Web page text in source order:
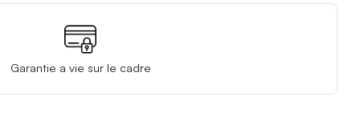
Garantie a vie sur le cadre